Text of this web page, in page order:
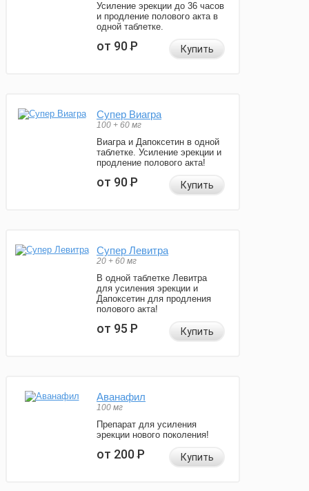
Усиление эрекции до 36 часов
и продление полового акта в
одной таблетке.
от 90Р Купить
Супер Виагра
100 + 60 мг
Виагра и Дапоксетин в одной
таблетке. Усиление эрекции и
продление полового акта!
от 90Р Купить
Супер Левитра
20 + 60 мг
В одной таблетке Левитра
для усиления эрекции и
Дапоксетин для продления
полового акта!
от 95Р Купить
Аванафил
100 мг
Препарат для усиления
эрекции нового поколения!
от 200Р Купить